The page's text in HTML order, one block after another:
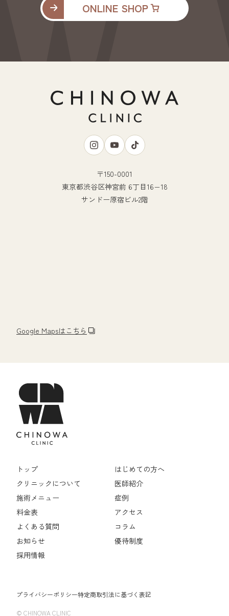
ONLINE SHOP
Google Mapsはこちら
〒150-0001
東京都渋谷区神宮前 6丁目16−18
サンドー原宿ビル2階
トップ
はじめての方へ
クリニックについて
医師紹介
施術メニュー
症例
料金表
アクセス
よくある質問
コラム
お知らせ
優待制度
採用情報
プライバシーポリシー特定商取引法に基づく表記
© CHINOWA CLINIC